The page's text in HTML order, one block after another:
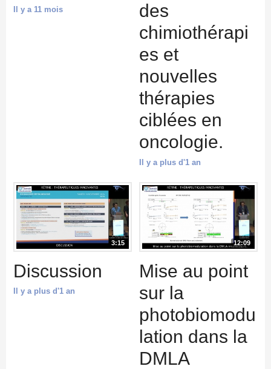
Il y a 11 mois
des
chimiothérapi
es et
nouvelles
thérapies
ciblées en
oncologie.
Il y a plus d'1 an
3:15
Discussion
Il y a plus d'1 an
12:09
Mise au point
sur la
photobiomodu
lation dans la
DMLA